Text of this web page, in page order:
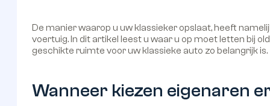
De manier waarop u uw klassieker opslaat, heeft
voertuig. In dit artikel leest u waar u op moet letten bij
geschikte ruimte voor uw klassieke auto zo belangrijk is.
Wanneer kiezen eigenaren